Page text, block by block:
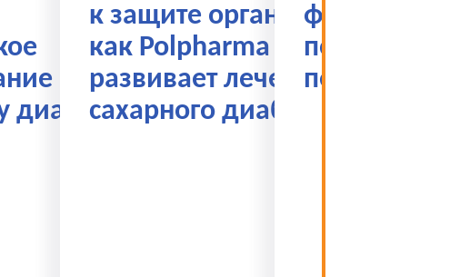
по
диабету
к защите органов:
как Polpharma Santo
развивает лечение
сахарного диабета
пороге
перемен